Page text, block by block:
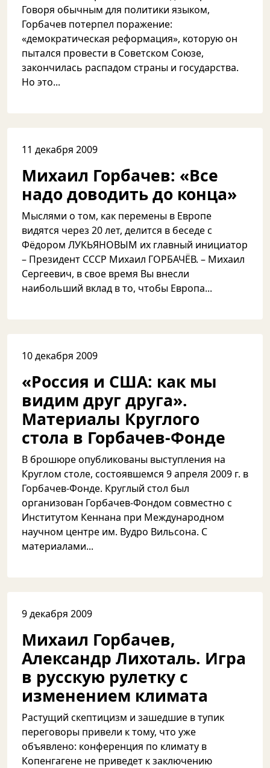
Говоря обычным для политики языком,
Горбачев потерпел поражение:
«демократическая реформация», которую он
пытался провести в Советском Союзе,
закончилась распадом страны и государства.
Но это...
11 декабря 2009
Михаил Горбачев: «Все
надо доводить до конца»
Мыслями о том, как перемены в Европе
видятся через 20 лет, делится в беседе с
Фёдором ЛУКЬЯНОВЫМ их главный инициатор
– Президент СССР Михаил ГОРБАЧЁВ. – Михаил
Сергеевич, в свое время Вы внесли
наибольший вклад в то, чтобы Европа...
10 декабря 2009
«Россия и США: как мы
видим друг друга».
Материалы Круглого
стола в Горбачев-Фонде
В брошюре опубликованы выступления на
Круглом столе, состоявшемся 9 апреля 2009 г. в
Горбачев-Фонде. Круглый стол был
организован Горбачев-Фондом совместно с
Институтом Кеннана при Международном
научном центре им. Вудро Вильсона. C
материалами...
9 декабря 2009
Михаил Горбачев,
Александр Лихоталь. Игра
в русскую рулетку с
изменением климата
Растущий скептицизм и зашедшие в тупик
переговоры привели к тому, что уже
объявлено: конференция по климату в
Копенгагене не приведет к заключению